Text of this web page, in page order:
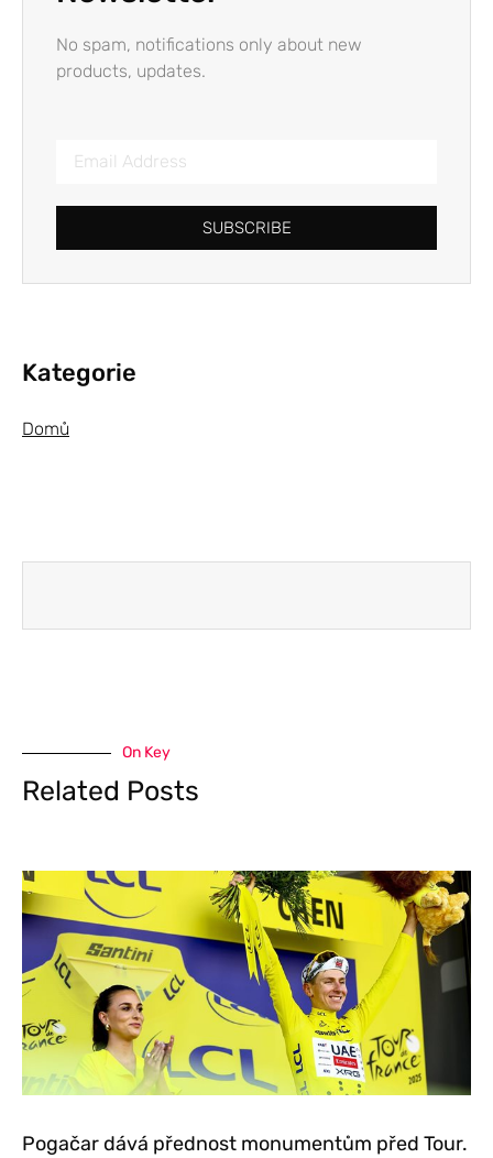
No spam, notifications only about new
products, updates.
SUBSCRIBE
Kategorie
Domů
On Key
Related Posts
Pogačar dává přednost monumentům před Tour.